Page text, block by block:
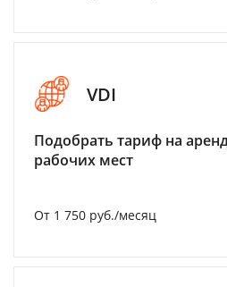
VDI
Подобрать тариф на
рабочих мест
От 1 750 руб./месяц